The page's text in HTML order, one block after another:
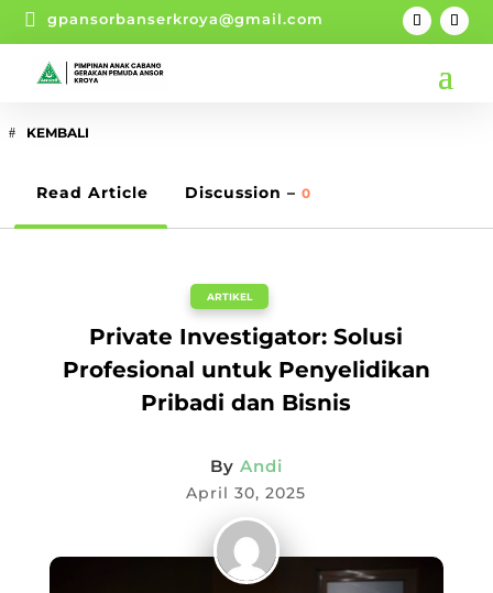
 gpansorbanserkroya@gmail.com
KEMBALI
Read Article Discussion – 0
ARTIKEL
Private Investigator: Solusi
Profesional untuk Penyelidikan
Pribadi dan Bisnis
By Andi
April 30, 2025